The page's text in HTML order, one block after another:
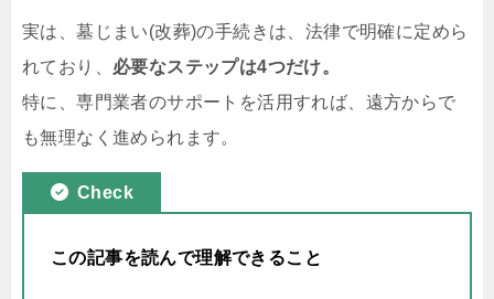
実は、墓じまい(改葬)の手続きは、法律で明確に定めら
れており、 必要なステップは4つだけ。
特に、専門業者のサポートを活用すれば、遠方からで
も無理なく進められます。
Check
この記事を読んで理解できること